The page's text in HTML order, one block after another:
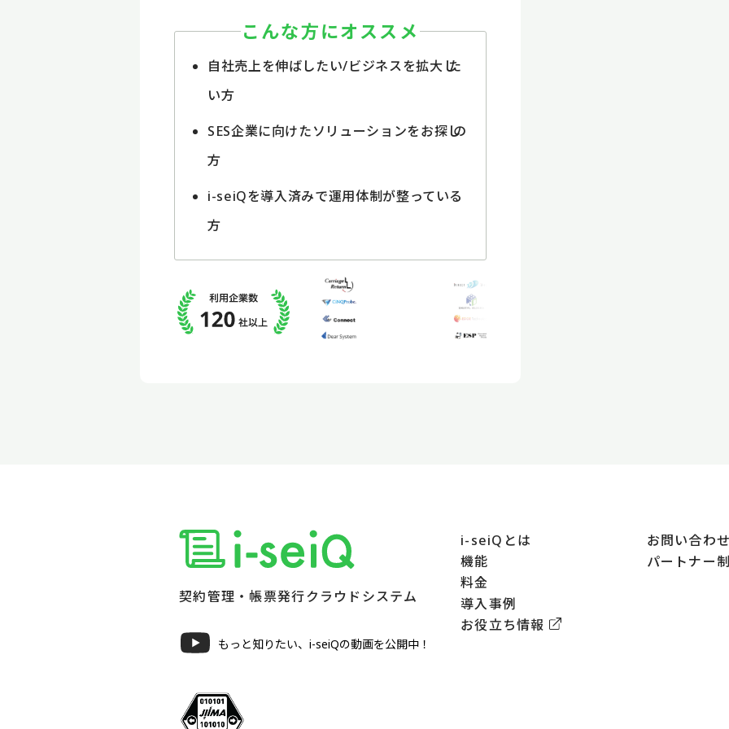
こんな方にオススメ
自社売上を伸ばしたい/ビジネスを拡大し
た
い方
SES企業に向けたソリューションをお探し
の
方
i-seiQを導入済みで運用体制が整っている
方
契約管理・帳票発行クラウドシステム
もっと知りたい、i-seiQの動画を公開中！
i-seiQとは
機能
料金
導入事例
お役立ち情報
お問い合わせ
パートナー